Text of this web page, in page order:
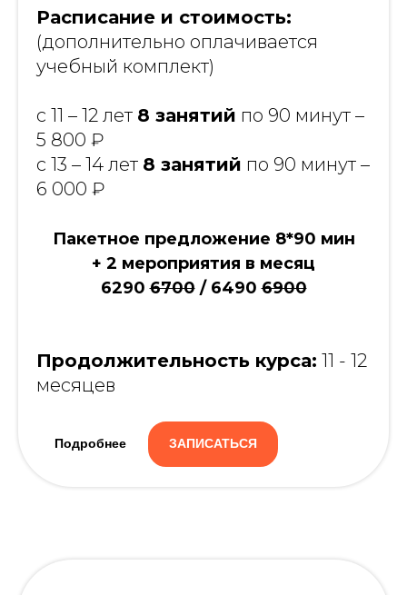
Расписание и стоимость:
(дополнительно оплачивается
учебный комплект)
с 11 – 12 лет 8 занятий по 90 минут –
5 800 ₽
с 13 – 14 лет 8 занятий по 90 минут –
6 000 ₽
Пакетное предложение 8*90 мин
+ 2 мероприятия в месяц
62906700/ 64906900
Продолжительность курса: 11 - 12
месяцев
Подробнее ЗАПИСАТЬСЯ